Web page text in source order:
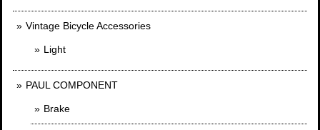
Vintage Bicycle Accessories
Light
PAUL COMPONENT
Brake